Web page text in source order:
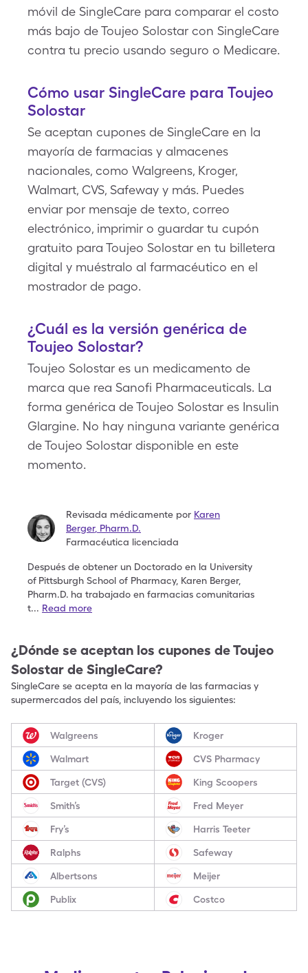
móvil de SingleCare para comparar el costo
más bajo de Toujeo Solostar con SingleCare
contra tu precio usando seguro o Medicare.
Cómo usar SingleCare para Toujeo
Solostar
Se aceptan cupones de SingleCare en la
mayoría de farmacias y almacenes
nacionales, como Walgreens, Kroger,
Walmart, CVS, Safeway y más. Puedes
enviar por mensaje de texto, correo
electrónico, imprimir o guardar tu cupón
gratuito para Toujeo Solostar en tu billetera
digital y muéstralo al farmacéutico en el
mostrador de pago.
¿Cuál es la versión genérica de
Toujeo Solostar?
Toujeo Solostar es un medicamento de
marca que rea Sanofi Pharmaceuticals. La
forma genérica de Toujeo Solostar es Insulin
Glargine. No hay ninguna variante genérica
de Toujeo Solostar disponible en este
momento.
Revisada médicamente por Karen
Berger, Pharm.D.
Farmacéutica licenciada
Después de obtener un Doctorado en la University
of Pittsburgh School of Pharmacy, Karen Berger,
Pharm.D. ha trabajado en farmacias comunitarias
t... Read more
¿Dónde se aceptan los cupones deToujeo
Solostar de SingleCare?
SingleCare se acepta en la mayoría de las farmacias y
supermercados del país, incluyendo los siguientes:
Walgreens Kroger
Walmart CVS Pharmacy
Target (CVS) King Scoopers
Smith’s Fred Meyer
Fry’s Harris Teeter
Ralphs Safeway
Albertsons Meijer
Publix Costco